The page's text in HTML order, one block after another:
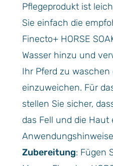
Pflegeprodukt ist
Sie einfach die
Finecto+ HORSE
Wasser hinzu und
Ihr Pferd zu waschen
einzuweichen. Für
stellen Sie sicher,
das Fell und die Haut
Anwendungshinweise
Zubereitung: Fügen